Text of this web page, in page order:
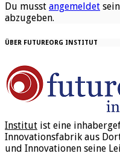
Du musst angemeldet
abzugeben.
ÜBER FUTUREORG INSTITUT
Institut ist eine
Innovationsfabrik aus
und Innovationen seine